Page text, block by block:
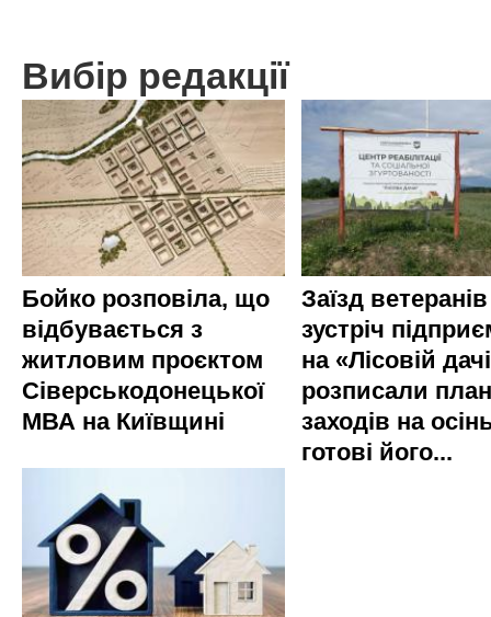
Вибір редакції
Бойко розповіла, що
відбувається з
житловим проєктом
Сіверськодонецької
МВА на Київщині
Заїзд
зустріч
на «Лісовій
розписали план
заходів на
готові його...